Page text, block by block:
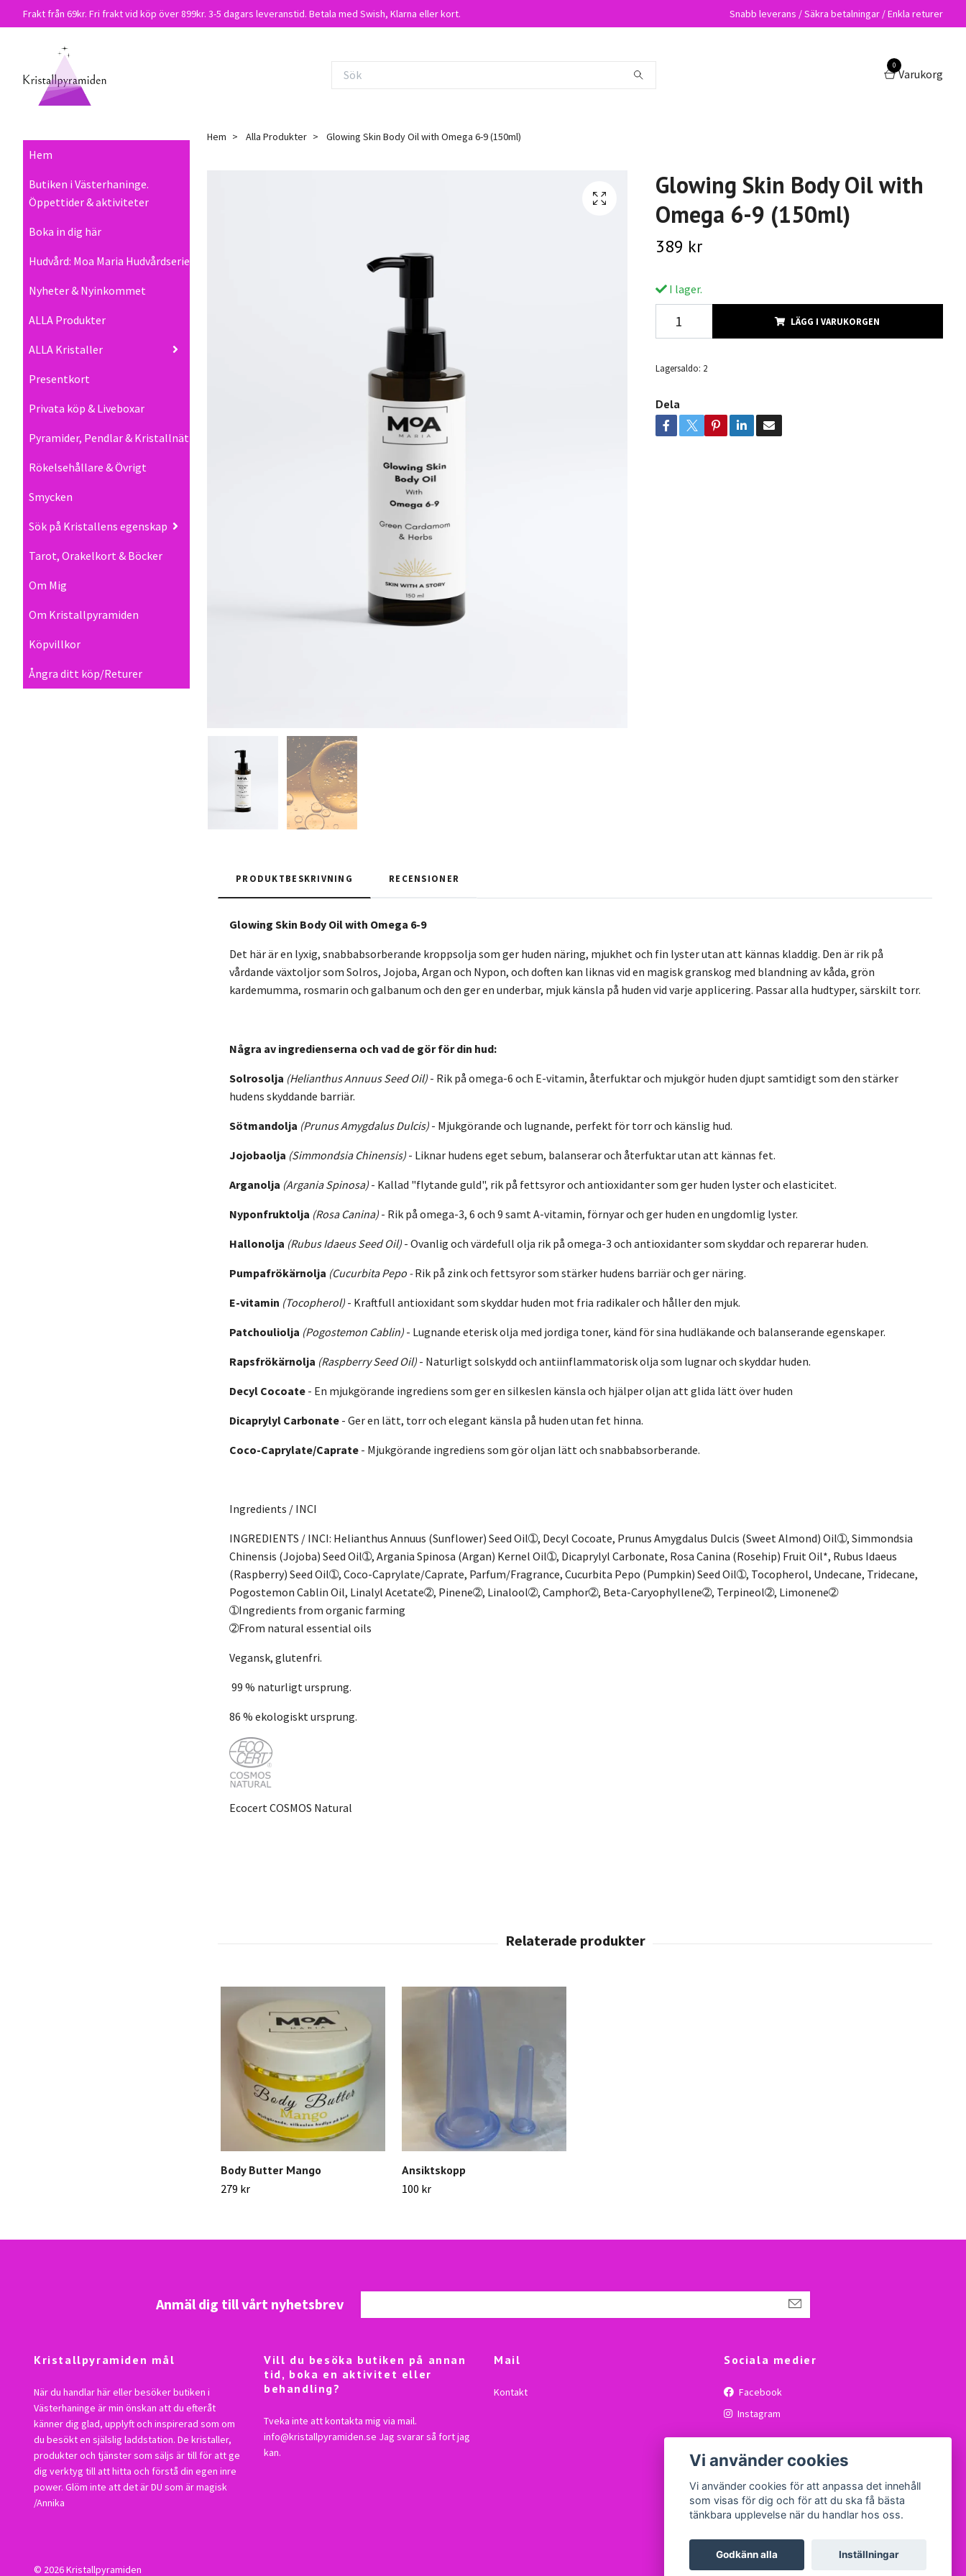
Frakt från 69kr. Fri frakt vid köp över 899kr. 3-5 dagars leveranstid. Betala med Swish, Klarna eller kort. Snabb leverans / Säkra betalningar / Enkla returer
0
Varukorg
Hem
Butiken i Västerhaninge.
Öppettider & aktiviteter
Boka in dig här
Hudvård: Moa Maria Hudvårdserie
Nyheter & Nyinkommet
ALLA Produkter
ALLA Kristaller
Presentkort
Privata köp & Liveboxar
Pyramider, Pendlar & Kristallnät
Rökelsehållare & Övrigt
Smycken
Sök på Kristallens egenskap
Tarot, Orakelkort & Böcker
Om Mig
Om Kristallpyramiden
Köpvillkor
Ångra ditt köp/Returer
Hem Alla Produkter Glowing Skin Body Oil with Omega 6-9 (150ml)
Glowing Skin Body Oil with
Omega 6-9 (150ml)
389 kr
I lager.
LÄGG I VARUKORGEN
Lagersaldo: 2
Dela
PRODUKTBESKRIVNING RECENSIONER
Glowing Skin Body Oil with Omega 6-9
Det här är en lyxig, snabbabsorberande kroppsolja som ger huden näring, mjukhet och fin lyster utan att kännas kladdig. Den är rik på
vårdande växtoljor som Solros, Jojoba, Argan och Nypon, och doften kan liknas vid en magisk granskog med blandning av kåda, grön
kardemumma, rosmarin och galbanum och den ger en underbar, mjuk känsla på huden vid varje applicering. Passar alla hudtyper, särskilt torr.
Några av ingredienserna och vad de gör för din hud:
Solrosolja (Helianthus Annuus Seed Oil) - Rik på omega-6 och E-vitamin, återfuktar och mjukgör huden djupt samtidigt som den stärker
hudens skyddande barriär.
Sötmandolja (Prunus Amygdalus Dulcis) - Mjukgörande och lugnande, perfekt för torr och känslig hud.
Jojobaolja (Simmondsia Chinensis) - Liknar hudens eget sebum, balanserar och återfuktar utan att kännas fet.
Arganolja (Argania Spinosa) - Kallad "flytande guld", rik på fettsyror och antioxidanter som ger huden lyster och elasticitet.
Nyponfruktolja (Rosa Canina) - Rik på omega-3, 6 och 9 samt A-vitamin, förnyar och ger huden en ungdomlig lyster.
Hallonolja (Rubus Idaeus Seed Oil) - Ovanlig och värdefull olja rik på omega-3 och antioxidanter som skyddar och reparerar huden.
Pumpafrökärnolja (Cucurbita Pepo -Rik på zink och fettsyror som stärker hudens barriär och ger näring.
E-vitamin (Tocopherol) - Kraftfull antioxidant som skyddar huden mot fria radikaler och håller den mjuk.
Patchouliolja (Pogostemon Cablin) - Lugnande eterisk olja med jordiga toner, känd för sina hudläkande och balanserande egenskaper.
Rapsfrökärnolja (Raspberry Seed Oil) - Naturligt solskydd och antiinflammatorisk olja som lugnar och skyddar huden.
Decyl Cocoate - En mjukgörande ingrediens som ger en silkeslen känsla och hjälper oljan att glida lätt över huden
Dicaprylyl Carbonate - Ger en lätt, torr och elegant känsla på huden utan fet hinna.
Coco-Caprylate/Caprate - Mjukgörande ingrediens som gör oljan lätt och snabbabsorberande.
Ingredients / INCI
INGREDIENTS / INCI: Helianthus Annuus (Sunflower) Seed Oil➀, Decyl Cocoate, Prunus Amygdalus Dulcis (Sweet Almond) Oil➀, Simmondsia
Chinensis (Jojoba) Seed Oil➀, Argania Spinosa (Argan) Kernel Oil➀, Dicaprylyl Carbonate, Rosa Canina (Rosehip) Fruit Oil*, Rubus Idaeus
(Raspberry) Seed Oil➀, Coco-Caprylate/Caprate, Parfum/Fragrance, Cucurbita Pepo (Pumpkin) Seed Oil➀, Tocopherol, Undecane, Tridecane,
Pogostemon Cablin Oil, Linalyl Acetate➁, Pinene➁, Linalool➁, Camphor➁, Beta-Caryophyllene➁, Terpineol➁, Limonene➁
➀Ingredients from organic farming
➁From natural essential oils
Vegansk, glutenfri.
99 % naturligt ursprung.
86 % ekologiskt ursprung.
Ecocert COSMOS Natural
Body Butter Mango
279 kr
Ansiktskopp
100 kr
Anmäl dig till vårt nyhetsbrev
Kristallpyramiden mål
När du handlar här eller besöker butiken i
Västerhaninge är min önskan att du efteråt
känner dig glad, upplyft och inspirerad som om
du besökt en själslig laddstation. De kristaller,
produkter och tjänster som säljs är till för att ge
dig verktyg till att hitta och förstå din egen inre
power. Glöm inte att det är DU som är magisk
/Annika
Vill du besöka butiken på annan
tid, boka en aktivitet eller
behandling?
Tveka inte att kontakta mig via mail.
info@kristallpyramiden.se Jag svarar så fort jag
kan.
Mail
Kontakt
Sociala medier
Facebook
Instagram
© 2026 Kristallpyramiden
Vi använder cookies
Vi använder cookies för att anpassa det innehåll
som visas för dig och för att du ska få bästa
tänkbara upplevelse när du handlar hos oss.
Godkänn alla Inställningar